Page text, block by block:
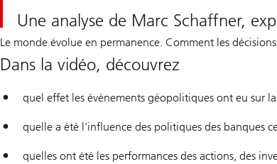
Une analyse de Marc Schaffner,
Le monde évolue en permanence. Comment les
Dans la vidéo, découvrez
quel effet les événements géopolitiques ont eu sur
quelle a été l’influence des politiques des banques
quelles ont été les performances des actions, des